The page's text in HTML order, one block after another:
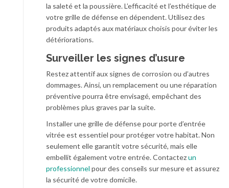
la saleté et la poussière. L’efficacité et l’esthétique de
votre grille de défense en dépendent. Utilisez des
produits adaptés aux matériaux choisis pour éviter les
détériorations.
Surveiller les signes d’usure
Restez attentif aux signes de corrosion ou d’autres
dommages. Ainsi, un remplacement ou une réparation
préventive pourra être envisagé, empêchant des
problèmes plus graves par la suite.
Installer une grille de défense pour porte d’entrée
vitrée est essentiel pour protéger votre habitat. Non
seulement elle garantit votre sécurité, mais elle
embellit également votre entrée. Contactezun
professionnel pour des conseils sur mesure et assurez
la sécurité de votre domicile.